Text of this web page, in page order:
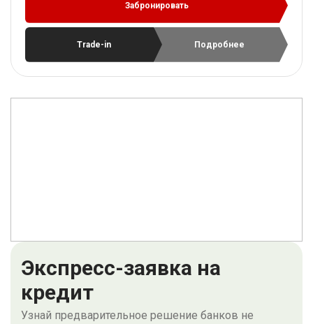
Забронировать
Trade-in Подробнее
Экспресс-заявка на
кредит
Узнай предварительное решение банков не